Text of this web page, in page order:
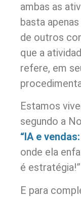
ambas as
basta
de outros
que a
refere, em
Estamos
segundo a
“IA e
onde ela
é estratégia!”
E para